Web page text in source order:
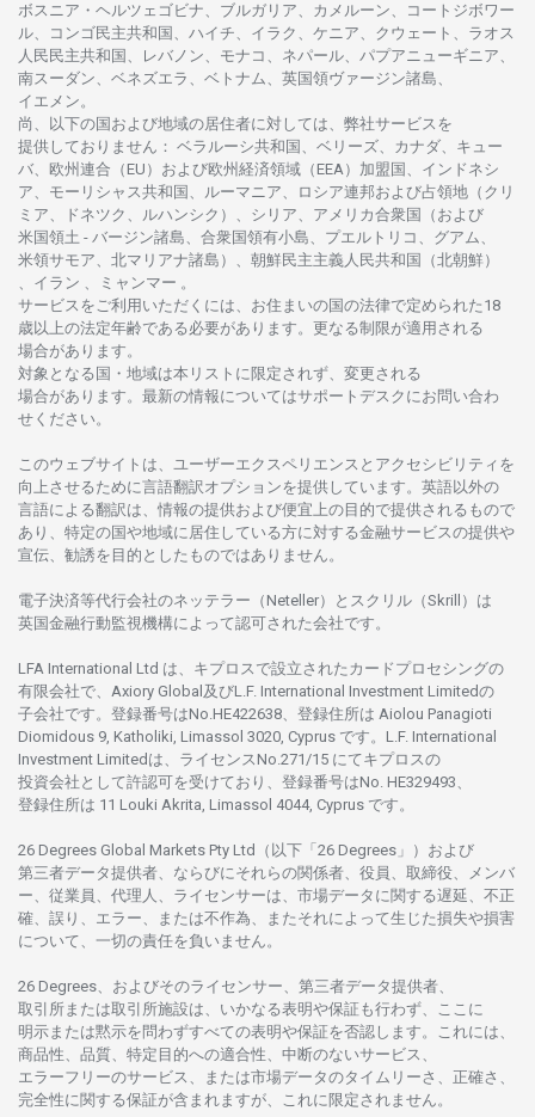
ボスニア ・ ヘルツェゴビナ、ブルガリア、カメルーン、コートジボワー
ル、
コンゴ民主共和国、ハイチ、イラク、ケニア、クウェート、 ラオス
人民民主共和国、レバノン、モナコ、ネパール、パプアニューギニア、
南スーダン、ベネズエラ、ベトナム、 英国領ヴァージン諸島、
イエメン。
尚、
以下の国および地域の居住者に対しては、 弊社サービスを
提供しておりません ： ベラルーシ共和国、ベリーズ、カナダ、キュー
バ、 欧州連合 （EU） および欧州経済領域 （EEA）加盟国、インドネシ
ア、 モーリシャス共和国、ルーマニア、 ロシア連邦および占領地 （クリ
ミア、ドネツク、ルハンシク）、シリア、 アメリカ合衆国
（および
米国領土 - バージン諸島、合衆国領有小島、プエルトリコ、グアム、
米領サモア、 北マリアナ諸島）、 朝鮮民主主義人民共和国
（北朝鮮）
、イラン 、ミャンマー 。
サービスをご利用いただくには、お住まいの国の法律で定められた 18
歳以上の法定年齢である必要があります。 更なる制限が適用さ れる
場合があります。
対象となる 国 ・ 地域は本 リストに限定さ れず、 変更さ れる
場合があります。 最新の情報についてはサポートデスクにお 問い合わ
せくださ い。
このウェブサイトは、 ユーザーエクスペリエンスと アクセシビリティを
向上さ せるために言語翻訳オプションを提供しています。 英語以外の
言語による翻訳は、 情報の提供および便宜上の 目的で提供さ れるもので
あり、 特定の国や地域に居住している方に対する金融サービスの提供や
宣伝、 勧誘を 目的としたものではありません。
電子決済等代行会社のネッテラー （Neteller）と スクリル （Skrill）は
英国金融行動監視機構によって認可さ れた会社です。
LFA International Ltd は、 キプロスで設立さ れた カードプロセシングの
有限会社で、Axiory Global 及びL.F. International Investment Limitedの
子会社です。 登録番号はNo.HE422638、 登録住所は Aiolou Panagioti
Diomidous 9, Katholiki, Limassol 3020, Cyprus です。L.F. International
Investment Limitedは、 ライセンスNo.271/15 にてキプロスの
投資会社として許認可を受けており、 登録番号はNo. HE329493、
登録住所は 11 Louki Akrita, Limassol 4044, Cyprus です。
26 Degrees Global Markets Pty Ltd（以下「26 Degrees」） および
第三者データ提供者、ならびにそれらの関係者、役員、取締役、メンバ
ー、従業員、代理人、ライセンサーは、 市場データに関する遅延、不正
確、誤り、エラー、
または不作為、 またそれによって生じた損失や損害
について、 一切の責任を負いません。
26 Degrees、 およびそのライセンサー、 第三者データ提供者、
取引所または取引所施設は、いかなる表明や保証も行わず、 ここに
明示または黙示を 問わずすべての表明や保証を否認し ます。 これには、
商品性、品質、 特定目的への適合性、 中断のないサービス、
エラーフリーのサービス、 または市場データのタイムリーさ、正確さ、
完全性に関する保証が含まれますが、これに限定さ れません。